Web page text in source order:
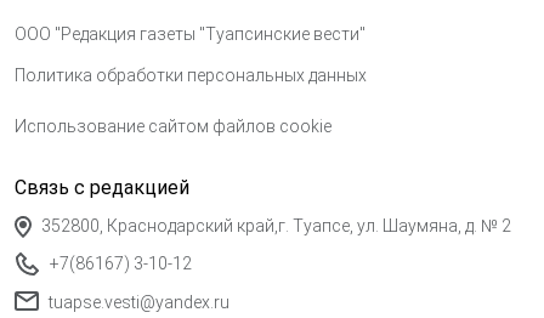
ООО "Редакция газеты "Туапсинские вести"
Политика обработки персональных данных
Использование сайтом файлов cookie
Связь с редакцией
352800, Краснодарский край,г. Туапсе, ул. Шаумяна, д. № 2
+7(86167) 3-10-12
tuapse.vesti@yandex.ru